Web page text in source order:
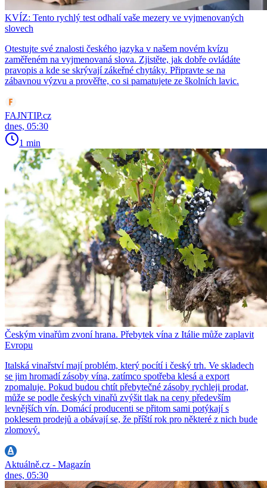
KVÍZ: Tento rychlý test odhalí vaše mezery ve vyjmenovaných
slovech
Otestujte své znalosti českého jazyka v našem novém kvízu
zaměřeném na vyjmenovaná slova. Zjistěte, jak dobře ovládáte
pravopis a kde se skrývají zákeřné chytáky. Připravte se na
zábavnou výzvu a prověřte, co si pamatujete ze školních lavic.
FAJNTIP.cz
dnes, 05:30
1 min
Českým vinařům zvoní hrana. Přebytek vína z Itálie může zaplavit
Evropu
Italská vinařství mají problém, který pocítí i český trh. Ve skladech
se jim hromadí zásoby vína, zatímco spotřeba klesá a export
zpomaluje. Pokud budou chtít přebytečné zásoby rychleji prodat,
může se podle českých vinařů zvýšit tlak na ceny především
levnějších vín. Domácí producenti se přitom sami potýkají s
poklesem prodejů a obávají se, že příští rok pro některé z nich bude
zlomový.
Aktuálně.cz - Magazín
dnes, 05:30